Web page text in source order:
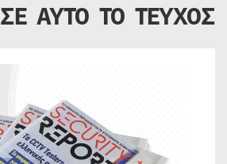
ΣΕ ΑΥΤΟ ΤΟ ΤΕΥΧΟΣ